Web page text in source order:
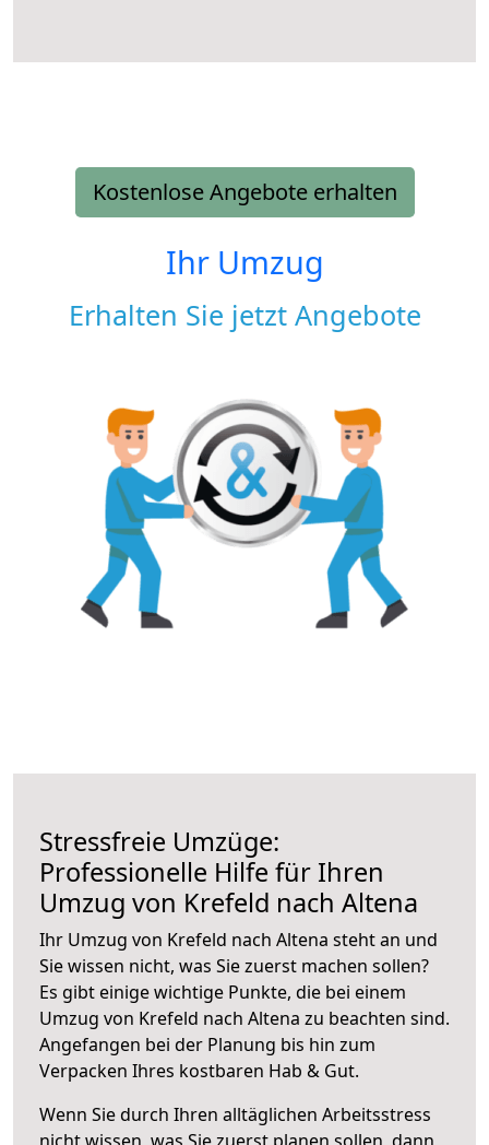
Kostenlose Angebote erhalten
Ihr Umzug
Erhalten Sie jetzt Angebote
Stressfreie Umzüge:
Professionelle Hilfe für Ihren
Umzug von Krefeld nach Altena
Ihr Umzug von Krefeld nach Altena steht an und
Sie wissen nicht, was Sie zuerst machen sollen?
Es gibt einige wichtige Punkte, die bei einem
Umzug von Krefeld nach Altena zu beachten sind.
Angefangen bei der Planung bis hin zum
Verpacken Ihres kostbaren Hab & Gut.
Wenn Sie durch Ihren alltäglichen Arbeitsstress